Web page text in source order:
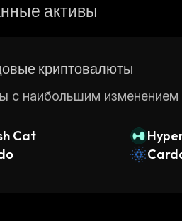
активы
криптовалюты
с наибольшим изменением
Cat